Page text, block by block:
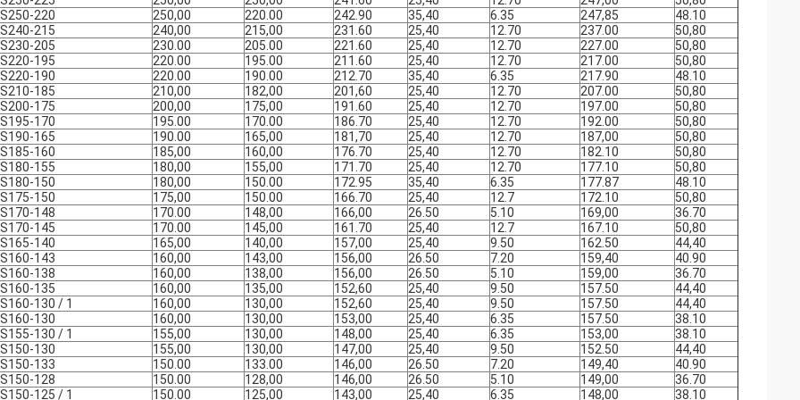
220
250,00 220.00 242.90 35,40 6.35 247,85
48.10
215
240,00 215,00 231.60 25,40 12.70 237.00
50,80
205
230.00 205.00 221.60 25,40 12.70 227.00
50,80
195
220.00 195.00 211.60 25,40 12.70 217.00
50,80
190
220.00 190.00 212.70 35,40 6.35 217.90
48.10
185
210,00 182,00 201,60 25,40 12.70 207.00
50,80
175
200,00 175,00 191.60 25,40 12.70 197.00
50,80
170
195.00 170.00 186.70 25,40 12.70 192.00
50,80
165
190.00 165,00 181,70 25,40 12.70 187,00
50,80
160
185,00 160,00 176.70 25,40 12.70 182.10
50,80
155
180,00 155,00 171.70 25,40 12.70 177.10
50,80
150
180,00 150.00 172.95 35,40 6.35 177.87
48.10
150
175,00 150.00 166.70 25,40 12.7 172.10
50,80
148
170.00 148,00 166,00 26.50 5.10 169,00
36.70
145
170.00 145,00 161.70 25,40 12.7 167.10
50,80
140
165,00 140,00 157,00 25,40 9.50 162.50
44,40
143
160,00 143,00 156,00 26.50 7.20 159,40
40.90
138
160,00 138,00 156,00 26.50 5.10 159,00
36.70
135
160,00 135,00 152,60 25,40 9.50 157.50
44,40
130 / 1
160,00 130,00 152,60 25,40 9.50 157.50
44,40
130
160,00 130,00 153,00 25,40 6.35 157.50
38.10
130 / 1
155,00 130,00 148,00 25,40 6.35 153,00
38.10
130
155,00 130,00 147,00 25,40 9.50 152.50
44,40
133
150.00 133.00 146,00 26.50 7.20 149,40
40.90
128
150.00 128,00 146,00 26.50 5.10 149,00
36.70
125 / 1
150.00 125,00 143,00 25,40 6.35 148,00 38.10